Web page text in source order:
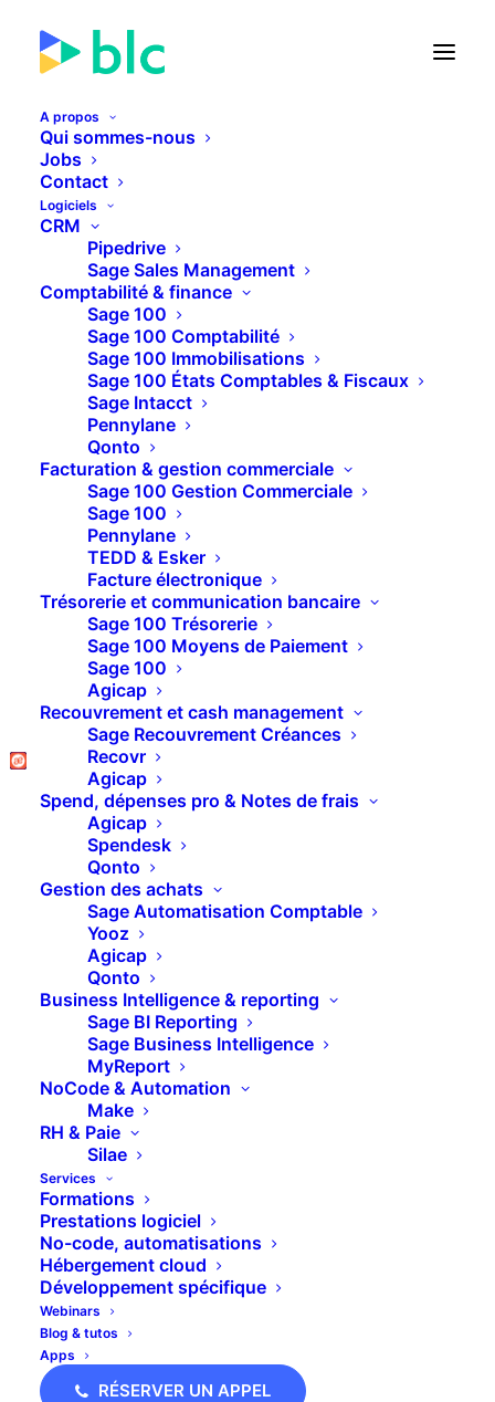
A propos
Qui sommes-nous
Jobs
Contact
Logiciels
CRM
Pipedrive
Sage Sales Management
Comptabilité & finance
Sage 100
Sage 100 Comptabilité
Sage 100 Immobilisations
Sage 100 États Comptables & Fiscaux
Sage Intacct
Pennylane
Qonto
Facturation & gestion commerciale
Sage 100 Gestion Commerciale
Sage 100
Pennylane
TEDD & Esker
Facture électronique
Trésorerie et communication bancaire
Sage 100 Trésorerie
Sage 100 Moyens de Paiement
Sage 100
Agicap
Recouvrement et cash management
Sage Recouvrement Créances
Recovr
Agicap
Spend, dépenses pro & Notes de frais
Agicap
Spendesk
Qonto
Gestion des achats
Sage Automatisation Comptable
Yooz
Agicap
Qonto
Business Intelligence & reporting
Sage BI Reporting
Sage Business Intelligence
MyReport
NoCode & Automation
Make
RH & Paie
Silae
Services
Formations
Prestations logiciel
No-code, automatisations
Hébergement cloud
Développement spécifique
Webinars
Blog & tutos
Apps
RÉSERVER UN APPEL
🚀 Lancement de la Facture
21JOURS20HEURES30
PLUS D'INFOS
Calcul des effectifs
annuels
Nous le savons tous, les mois de
décembre/janvier sont bien chargés, et dans
toutes les actions à effectuer il y a, entre autres,
le calcul de l’effectif moyen annuel par
établissement pour le déclarer dans la DSN
(section S21.G00.06.009)
Cependant, le décret n°2017-858 du 9 mai 2017
ne rend plus obligatoire la déclaration de
l’effectif via la DSN (à compter du 1er janvier
2018). En effet, le calcul de l’effectif est
désormais réalisé par l’ACOSS à partir des
données individuelles véhiculées en DSN.
Alors si l’ACOSS effectue le calcul de l’effectif,
est-il vraiment nécessaire de le recalculer ? En
tant que gestionnaire de paie, mon avis est OUI
OUI et re-OUI.